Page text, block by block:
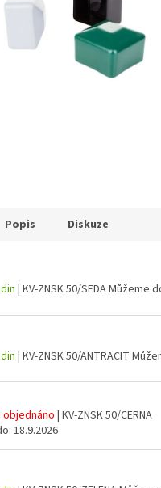
Popis Diskuze
| KV-ZNSK 50/SEDAMůžeme
| KV-ZNSK 50/ANTRACIT
objednáno | KV-ZNSK 50/CERNA
18.9.2026